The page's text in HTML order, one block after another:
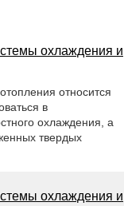
охлаждения и
относится
в
охлаждения, а
твердых
охлаждения и